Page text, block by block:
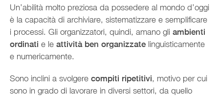
Un’abilità molto preziosa da possedere al mondo d’oggi
è la capacità di archiviare, sistematizzare e semplificare
i processi. Gli organizzatori, quindi, amano gli ambienti
ordinati e le attività ben organizzate linguisticamente
e numericamente.
Sono inclini a svolgere compiti ripetitivi, motivo per cui
sono in grado di lavorare in diversi settori, da quello